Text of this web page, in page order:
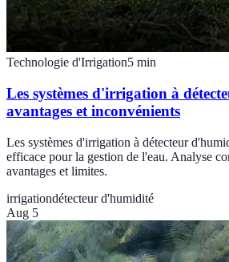
Technologie d'Irrigation5 min
Les systèmes d'irrigation à
avantages et inconvénients
Les systèmes d'irrigation à détecteur
efficace pour la gestion de l'eau. Analyse
avantages et limites.
irrigationdétecteur d'humidité
Aug 5